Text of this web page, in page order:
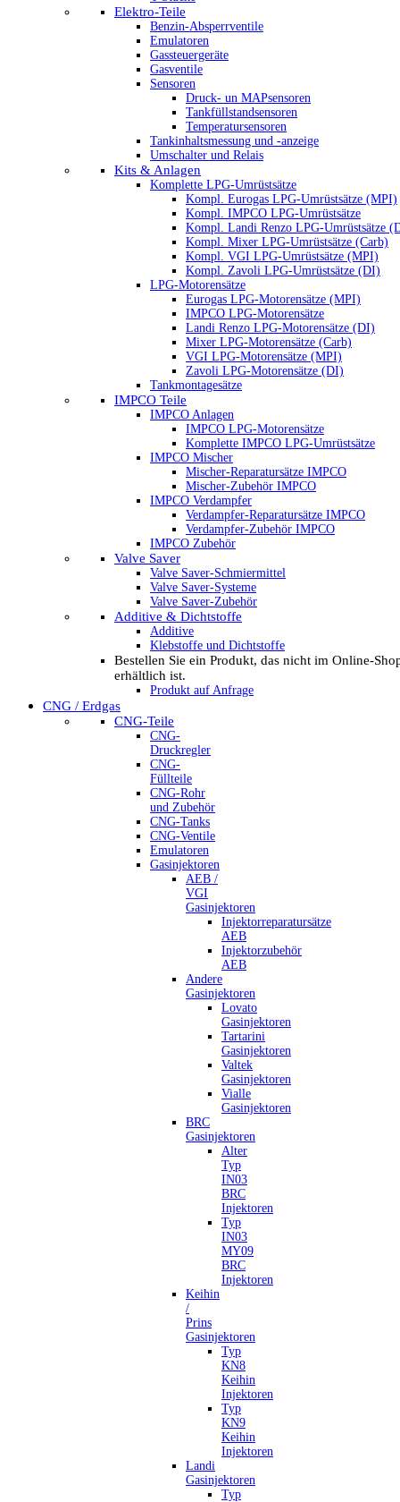
Elektro-Teile
Benzin-Absperrventile
Emulatoren
Gassteuergeräte
Gasventile
Sensoren
Druck- un MAPsensoren
Tankfüllstandsensoren
Temperatursensoren
Tankinhaltsmessung und -anzeige
Umschalter und Relais
Kits & Anlagen
Komplette LPG-Umrüstsätze
Kompl. Eurogas LPG-Umrüstsätze (MPI)
Kompl. IMPCO LPG-Umrüstsätze
Kompl. Landi Renzo LPG-Umrüstsätze
Kompl. Mixer LPG-Umrüstsätze (Carb)
Kompl. VGI LPG-Umrüstsätze (MPI)
Kompl. Zavoli LPG-Umrüstsätze (DI)
LPG-Motorensätze
Eurogas LPG-Motorensätze (MPI)
IMPCO LPG-Motorensätze
Landi Renzo LPG-Motorensätze (DI)
Mixer LPG-Motorensätze (Carb)
VGI LPG-Motorensätze (MPI)
Zavoli LPG-Motorensätze (DI)
Tankmontagesätze
IMPCO Teile
IMPCO Anlagen
IMPCO LPG-Motorensätze
Komplette IMPCO LPG-Umrüstsätze
IMPCO Mischer
Mischer-Reparatursätze IMPCO
Mischer-Zubehör IMPCO
IMPCO Verdampfer
Verdampfer-Reparatursätze IMPCO
Verdampfer-Zubehör IMPCO
IMPCO Zubehör
Valve Saver
Valve Saver-Schmiermittel
Valve Saver-Systeme
Valve Saver-Zubehör
Additive & Dichtstoffe
Additive
Klebstoffe und Dichtstoffe
Bestellen Sie ein Produkt, das nicht im Online-
erhältlich ist.
Produkt auf Anfrage
CNG / Erdgas
CNG-Teile
CNG-
Druckregler
CNG-
Füllteile
CNG-Rohr
und Zubehör
CNG-Tanks
CNG-Ventile
Emulatoren
Gasinjektoren
AEB /
VGI
Gasinjektoren
Injektorreparatursätze
AEB
Injektorzubehör
AEB
Andere
Gasinjektoren
Lovato
Gasinjektoren
Tartarini
Gasinjektoren
Valtek
Gasinjektoren
Vialle
Gasinjektoren
BRC
Gasinjektoren
Alter
Typ
IN03
BRC
Injektoren
Typ
IN03
MY09
BRC
Injektoren
Keihin
/
Prins
Gasinjektoren
Typ
KN8
Keihin
Injektoren
Typ
KN9
Keihin
Injektoren
Landi
Gasinjektoren
Typ